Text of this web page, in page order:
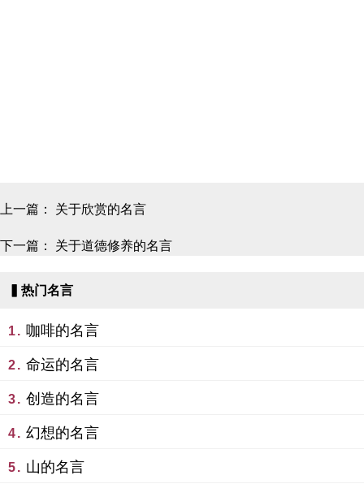
上一篇： 关于欣赏的名言
下一篇： 关于道德修养的名言
▍热门名言
1. 咖啡的名言
2. 命运的名言
3. 创造的名言
4. 幻想的名言
5. 山的名言